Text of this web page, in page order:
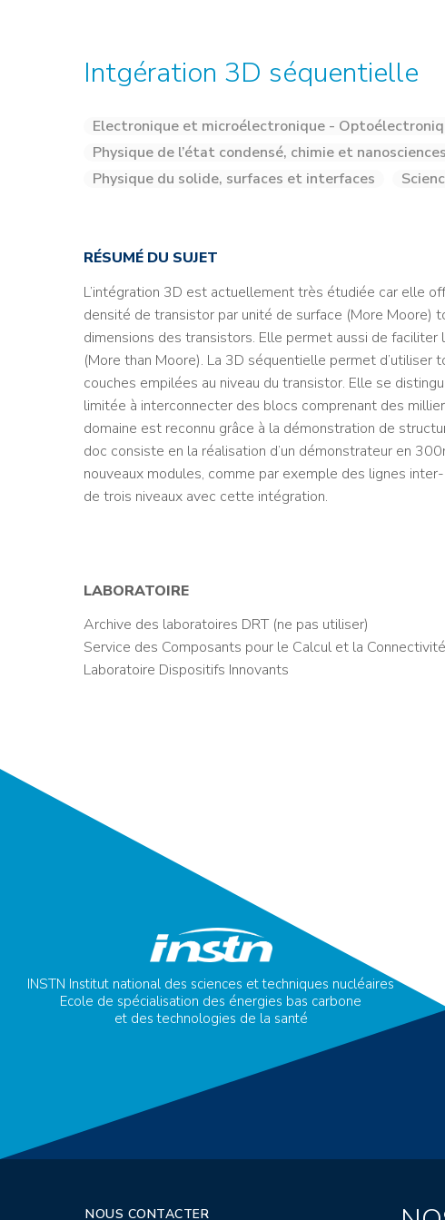
Intgération 3D séquentielle
Electronique et microélectronique -
Physique de l’état condensé, chimie et nanosciences
Physique du solide, surfaces et interfaces
RÉSUMÉ DU SUJET
L’intégration 3D est actuellement très étudiée car elle
densité de transistor par unité de surface (More Moore)
dimensions des transistors. Elle permet aussi de
(More than Moore). La 3D séquentielle permet
couches empilées au niveau du transistor. Elle se
limitée à interconnecter des blocs comprenant des
domaine est reconnu grâce à la démonstration de
doc consiste en la réalisation d’un démonstrateur en
nouveaux modules, comme par exemple des lignes
de trois niveaux avec cette intégration.
LABORATOIRE
Archive des laboratoires DRT (ne pas utiliser)
Service des Composants pour le Calcul et la Connectivité
Laboratoire Dispositifs Innovants
INSTN Institut national des sciences et techniques nucléaires
Ecole de spécialisation des énergies bas carbone
et des technologies de la santé
NOUS CONTACTER